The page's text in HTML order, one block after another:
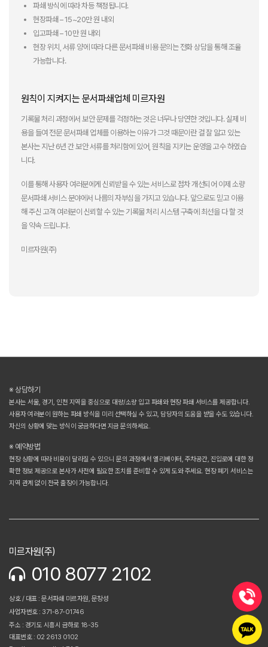
파쇄 방식에 따라 차등 책정됩니다.
현장파쇄 – 15~20만 원 내외
입고파쇄 – 10만 원 내외
현장 위치, 서류 양에 따라 다른 문서파쇄 비용 문의는 전화 상담을 통해 조율
가능합니다.
원칙이 지켜지는 문서파쇄업체 미르자원
기록물 처리 과정에서 보안 문제를 걱정하는 것은 너무나 당연한 것입니다. 실제 비
용을 들여 전문 문서파쇄 업체를 이용하는 이유가 그것 때문이란 걸 잘 알고 있는
본사는 지난 6년 간 보안 서류를 처리함에 있어, 원칙을 지키는 운영을 고수 하였습
니다.
이를 통해 사용자 여러분에게 신뢰받을 수 있는 서비스로 점차 개선되어 이제 소량
문서파쇄 서비스 분야에서 나름의 자부심을 가지고 있습니다. 앞으로도 믿고 이용
해 주신 고객 여러분이 신뢰할 수 있는 기록물 처리 시스템 구축에 최선을 다 할 것
을 약속 드립니다.
미르자원(주)
※ 상담하기
본사는 서울, 경기, 인천 지역을 중심으로 대량/소량 입고 파쇄와 현장 파쇄 서비스를 제공합니다.
사용자 여러분이 원하는 파쇄 방식을 미리 선택하실 수 있고, 담당자의 도움을 받을 수도 있습니다.
자신의 상황에 맞는 방식이 궁금하다면 지금 문의하세요.
※ 예약방법
현장 상황에 따라 비용이 달라질 수 있으니 문의 과정에서 엘리베이터, 주차공간, 진입로에 대한 정
확한 정보 제공으로 본사가 사전에 필요한 조치를 준비할 수 있게 도와 주세요. 현장 폐기 서비스는
지역 관계 없이 전국 출장이 가능합니다.
미르자원(주)
010 8077 2102
상호 / 대표 : 문서파쇄 미르자원, 문창성
사업자번호 : 371-87-01746
주소 : 경기도 시흥시 금하로 18-35
대표번호 : 02 2613 0102